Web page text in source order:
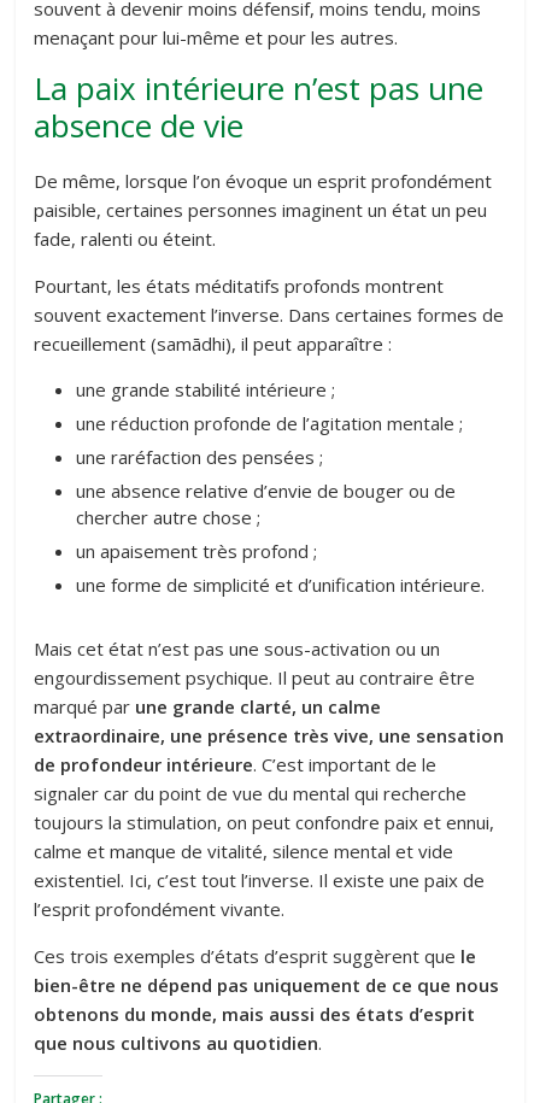
souvent à devenir moins défensif, moins tendu, moins
menaçant pour lui-même et pour les autres.
La paix intérieure n’est pas une
absence de vie
De même, lorsque l’on évoque un esprit profondément
paisible, certaines personnes imaginent un état un peu
fade, ralenti ou éteint.
Pourtant, les états méditatifs profonds montrent
souvent exactement l’inverse. Dans certaines formes de
recueillement (samādhi), il peut apparaître :
une grande stabilité intérieure ;
une réduction profonde de l’agitation mentale ;
une raréfaction des pensées ;
une absence relative d’envie de bouger ou de
chercher autre chose ;
un apaisement très profond ;
une forme de simplicité et d’unification intérieure.
Mais cet état n’est pas une sous-activation ou un
engourdissement psychique. Il peut au contraire être
marqué par une grande clarté, un calme
extraordinaire, une présence très vive, une sensation
de profondeur intérieure. C’est important de le
signaler car du point de vue du mental qui recherche
toujours la stimulation, on peut confondre paix et ennui,
calme et manque de vitalité, silence mental et vide
existentiel. Ici, c’est tout l’inverse. Il existe une paix de
l’esprit profondément vivante.
Ces trois exemples d’états d’esprit suggèrent que le
bien-être ne dépend pas uniquement de ce que nous
obtenons du monde, mais aussi des états d’esprit
que nous cultivons au quotidien.
Partager :